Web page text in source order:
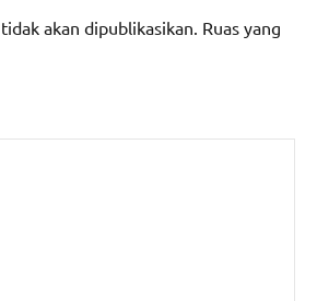
akan dipublikasikan. Ruas yang